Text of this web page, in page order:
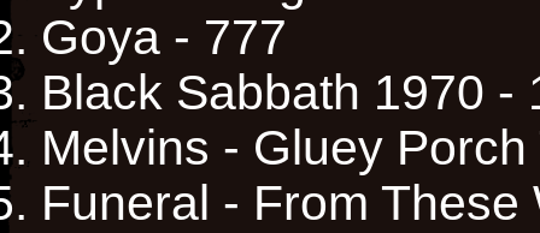
Goya - 777
Black Sabbath 1970 -
Melvins - Gluey
Funeral - From These